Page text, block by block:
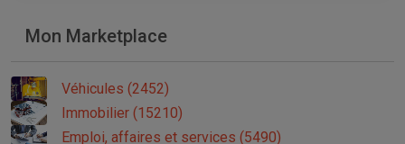
Mon Marketplace
Véhicules (2452)
Immobilier (15210)
Emploi, affaires et services (5490)